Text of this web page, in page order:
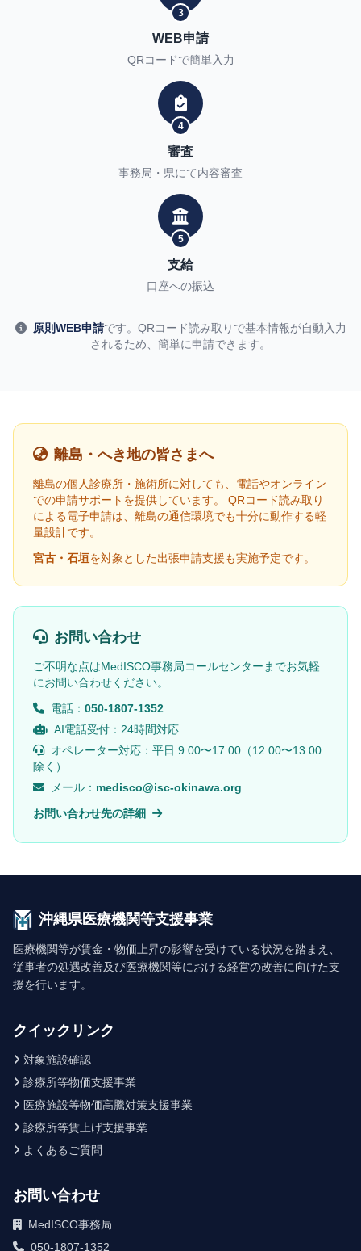
3
WEB申請
QRコードで簡単入力
4
審査
事務局・県にて内容審査
5
支給
口座への振込
原則WEB申請です。QRコード読み取りで基本情報が自動入力
されるため、簡単に申請できます。
離島・へき地の皆さまへ
離島の個人診療所・施術所に対しても、電話やオンライン
での申請サポートを提供しています。 QRコード読み取り
による電子申請は、離島の通信環境でも十分に動作する軽
量設計です。
宮古・石垣を対象とした出張申請支援も実施予定です。
お問い合わせ
ご不明な点はMedISCO事務局コールセンターまでお気軽
にお問い合わせください。
電話： 050-1807-1352
AI電話受付：24時間対応
オペレーター対応：平日 9:00〜17:00（12:00〜13:00
除く）
メール： medisco@isc-okinawa.org
お問い合わせ先の詳細
沖縄県医療機関等支援事業
医療機関等が賃金・物価上昇の影響を受けている状況を踏まえ、
従事者の処遇改善及び医療機関等における経営の改善に向けた支
援を行います。
クイックリンク
対象施設確認
診療所等物価支援事業
医療施設等物価高騰対策支援事業
診療所等賃上げ支援事業
よくあるご質問
お問い合わせ
MedISCO事務局
050-1807-1352